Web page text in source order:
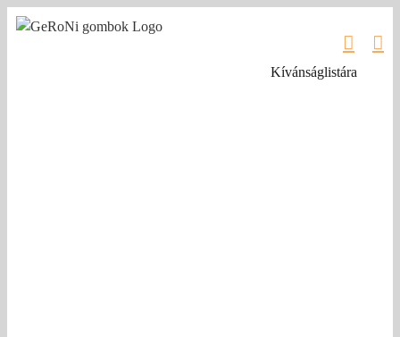
Kihagyás
Kívánságlistára